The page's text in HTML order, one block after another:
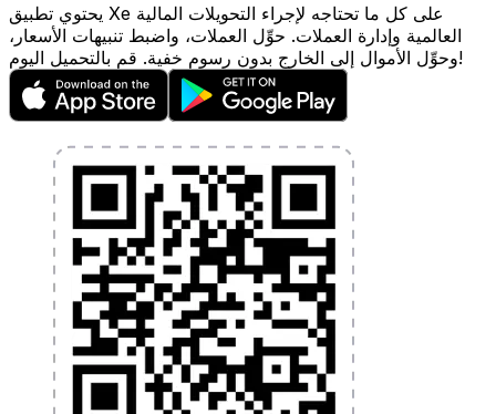
يحتوي تطبيق Xe على كل ما تحتاجه لإجراء التحويلات المالية
العالمية وإدارة العملات. حوِّل العملات، واضبط تنبيهات الأسعار،
وحوِّل الأموال إلى الخارج بدون رسوم خفية. قم بالتحميل اليوم!